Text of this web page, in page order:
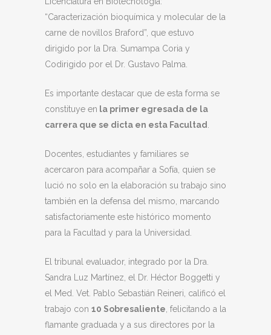
“Caracterización bioquímica y molecular de la
carne de novillos Braford”, que estuvo
dirigido por la Dra. Sumampa Coria y
Codirigido por el Dr. Gustavo Palma.
Es importante destacar que de esta forma se
constituye en la primer egresada de la
carrera que se dicta en esta Facultad.
Docentes, estudiantes y familiares se
acercaron para acompañar a Sofía, quien se
lució no solo en la elaboración su trabajo sino
también en la defensa del mismo, marcando
satisfactoriamente este histórico momento
para la Facultad y para la Universidad.
El tribunal evaluador, integrado por la Dra.
Sandra Luz Martínez, el Dr. Héctor Boggetti y
el Med. Vet. Pablo Sebastián Reineri, calificó el
trabajo con 10 Sobresaliente, felicitando a la
flamante graduada y a sus directores por la